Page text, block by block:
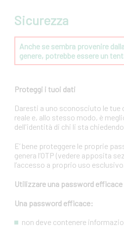
Sicurezza
Anche se sembra provenire
genere, potrebbe essere un
Proteggi i tuoi dati
Daresti a uno sconosciuto le tue
reale e, allo stesso modo, è
dell'identità di chi li sta
E’ bene proteggere le proprie
genera l’OTP (vedere apposita
l’accesso a proprio uso
Utilizzare una password efficace
Una password efficace:
non deve contenere